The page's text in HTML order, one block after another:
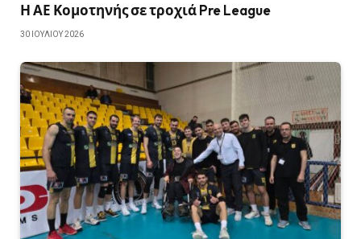
Η ΑΕ Κομοτηνής σε τροχιά Pre League
30 ΙΟΥΛΊΟΥ 2026